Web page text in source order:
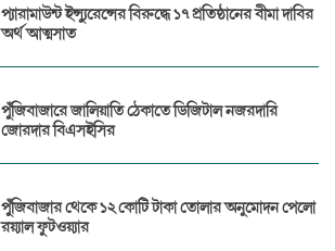
প্যারামাউন্ট ইন্স্যুরেন্সের বিরুদ্ধে ১৭ প্রতিষ্ঠানের বীমা দাবির
অর্থ আত্মসাত
পুঁজিবাজারে জালিয়াতি ঠেকাতে ডিজিটাল নজরদারি
জোরদার বিএসইসির
পুঁজিবাজার থেকে ১২ কোটি টাকা তোলার অনুমোদন পেলো
রয়্যাল ফুটওয়্যার